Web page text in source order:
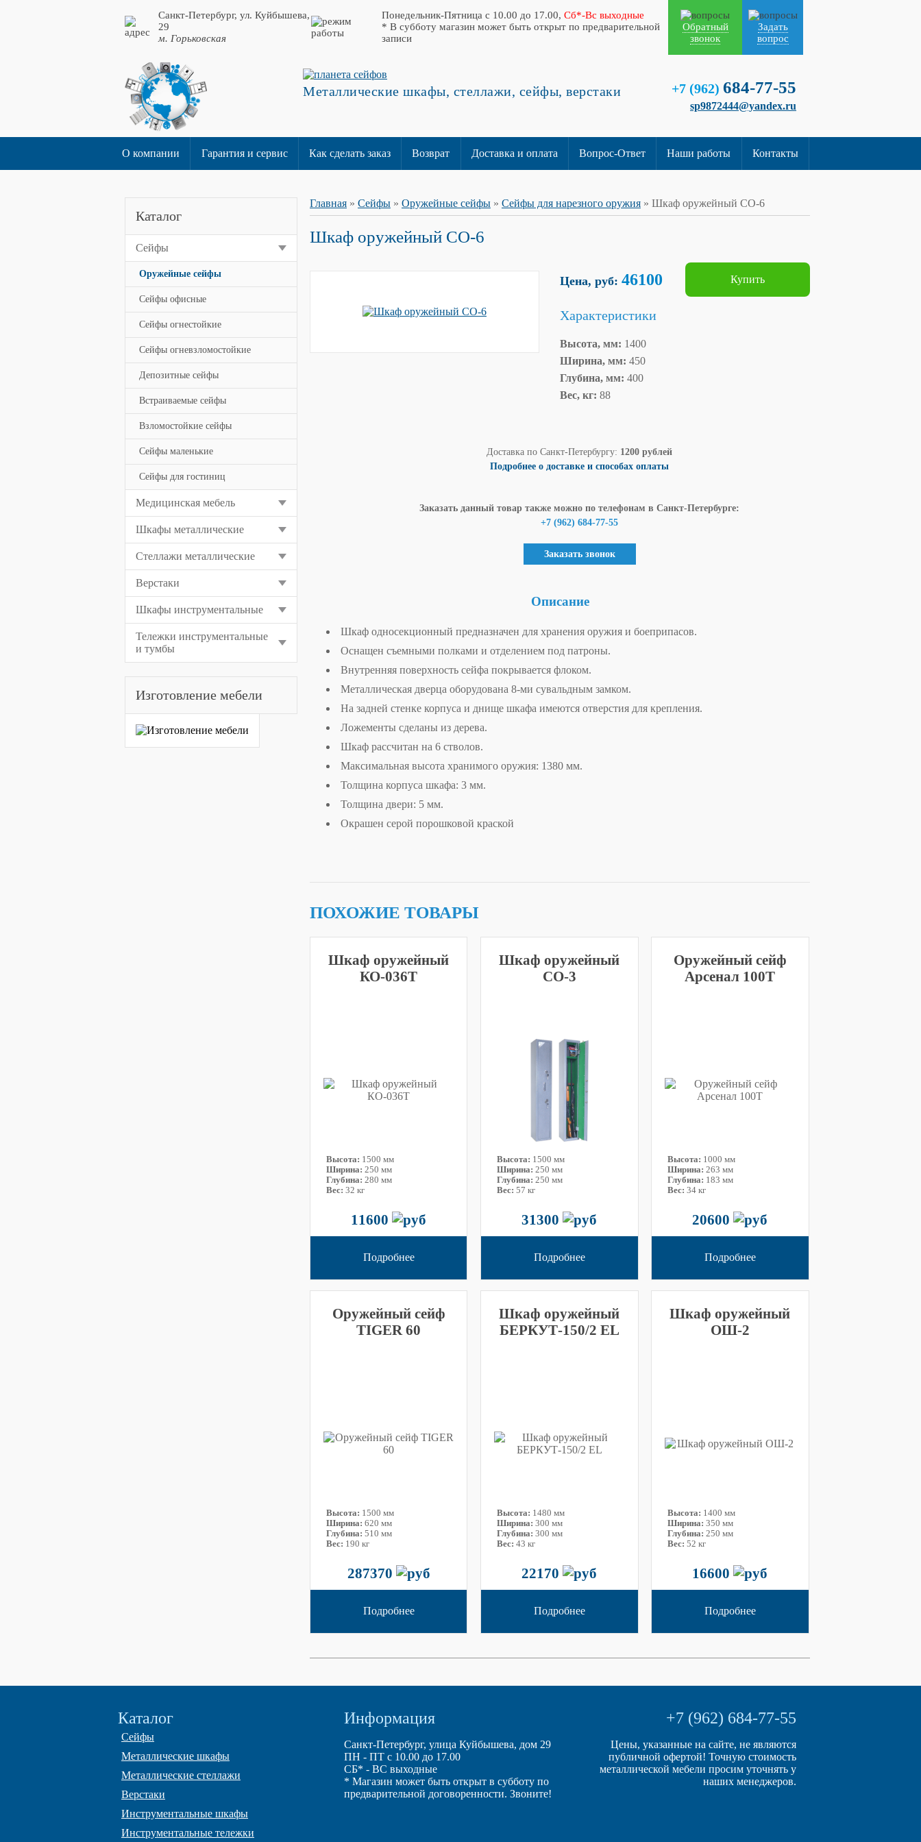
Санкт-Петербург, ул. Куйбышева,
29
м. Горьковская
Понедельник-Пятница с 10.00 до 17.00, Сб*-Вс выходные
* В субботу магазин может быть открыт по предварительной
записи
Обратный
звонок
Задать
вопрос
Металлические шкафы, стеллажи, сейфы, верстаки +7 (962) 684-77-55
sp9872444@yandex.ru
О компании Гарантия и сервис Как сделать заказ Возврат Доставка и оплата Вопрос-Ответ Наши работы Контакты
Каталог
Сейфы
Оружейные сейфы
Сейфы офисные
Сейфы огнестойкие
Сейфы огневзломостойкие
Депозитные сейфы
Встраиваемые сейфы
Взломостойкие сейфы
Сейфы маленькие
Сейфы для гостиниц
Медицинская мебель
Шкафы металлические
Стеллажи металлические
Верстаки
Шкафы инструментальные
Тележки инструментальные
и тумбы
Изготовление мебели
Главная » Сейфы » Оружейные сейфы » Сейфы для нарезного оружия » Шкаф оружейный СО-6
Шкаф оружейный СО-6
Цена, руб: 46100 Купить
Характеристики
Высота, мм: 1400
Ширина, мм: 450
Глубина, мм: 400
Вес, кг: 88
Доставка по Санкт-Петербургу: 1200 рублей
Подробнее о доставке и способах оплаты
Заказать данный товар также можно по телефонам в Санкт-Петербурге:
+7 (962) 684-77-55
Заказать звонок
Описание
Шкаф односекционный предназначен для хранения оружия и боеприпасов.
Оснащен съемными полками и отделением под патроны.
Внутренняя поверхность сейфа покрывается флоком.
Металлическая дверца оборудована 8-ми сувальдным замком.
На задней стенке корпуса и днище шкафа имеются отверстия для крепления.
Ложементы сделаны из дерева.
Шкаф рассчитан на 6 стволов.
Максимальная высота хранимого оружия: 1380 мм.
Толщина корпуса шкафа: 3 мм.
Толщина двери: 5 мм.
Окрашен серой порошковой краской
ПОХОЖИЕ ТОВАРЫ
Шкаф оружейный
КО-036Т
Высота: 1500 мм
Ширина: 250 мм
Глубина: 280 мм
Вес: 32 кг
11600
Подробнее
Шкаф оружейный
СО-3
Высота: 1500 мм
Ширина: 250 мм
Глубина: 250 мм
Вес: 57 кг
31300
Подробнее
Оружейный сейф
Арсенал 100Т
Высота: 1000 мм
Ширина: 263 мм
Глубина: 183 мм
Вес: 34 кг
20600
Подробнее
Оружейный сейф
TIGER 60
Высота: 1500 мм
Ширина: 620 мм
Глубина: 510 мм
Вес: 190 кг
287370
Подробнее
Шкаф оружейный
БЕРКУТ-150/2 EL
Высота: 1480 мм
Ширина: 300 мм
Глубина: 300 мм
Вес: 43 кг
22170
Подробнее
Шкаф оружейный
ОШ-2
Высота: 1400 мм
Ширина: 350 мм
Глубина: 250 мм
Вес: 52 кг
16600
Подробнее
Каталог
Сейфы
Металлические шкафы
Металлические стеллажи
Верстаки
Инструментальные шкафы
Инструментальные тележки
Информация
Санкт-Петербург, улица Куйбышева, дом 29
ПН - ПТ с 10.00 до 17.00
СБ* - ВС выходные
* Магазин может быть открыт в субботу по
предварительной договоренности. Звоните!
+7 (962) 684-77-55
Цены, указанные на сайте, не являются
публичной офертой! Точную стоимость
металлической мебели просим уточнять у
наших менеджеров.